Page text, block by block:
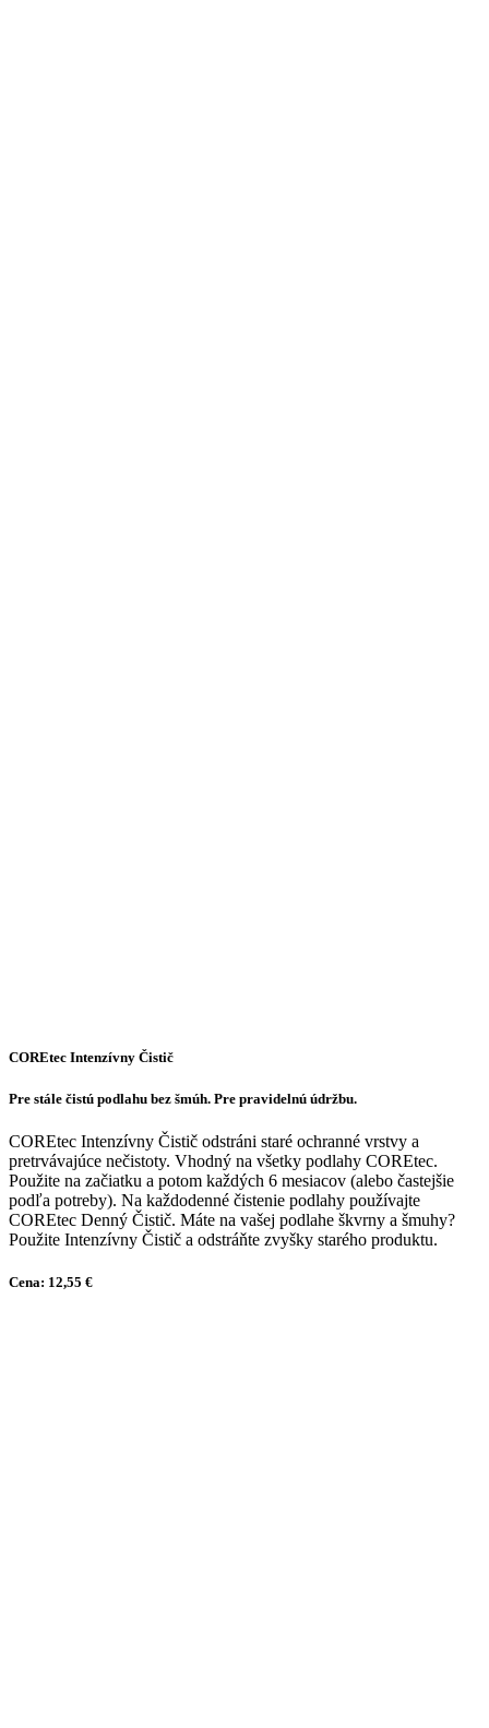
COREtec Intenzívny Čistič
Pre stále čistú podlahu bez šmúh. Pre pravidelnú údržbu.
COREtec Intenzívny Čistič odstráni staré ochranné vrstvy a
pretrvávajúce nečistoty. Vhodný na všetky podlahy COREtec.
Použite na začiatku a potom každých 6 mesiacov (alebo častejšie
podľa potreby). Na každodenné čistenie podlahy používajte
COREtec Denný Čistič. Máte na vašej podlahe škvrny a šmuhy?
Použite Intenzívny Čistič a odstráňte zvyšky starého produktu.
Cena: 12,55 €